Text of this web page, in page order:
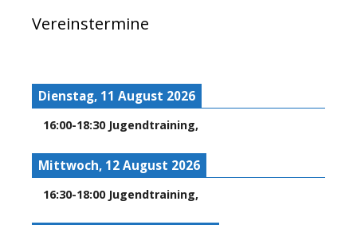
Vereinstermine
Dienstag, 11 August 2026
16:00-18:30 Jugendtraining,
Mittwoch, 12 August 2026
16:30-18:00 Jugendtraining,